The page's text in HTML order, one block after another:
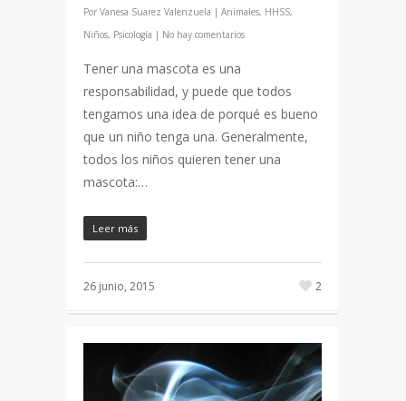
Por Vanesa Suarez Valenzuela | Animales, HHSS,
Niños, Psicología | No hay comentarios
Tener una mascota es una
responsabilidad, y puede que todos
tengamos una idea de porqué es bueno
que un niño tenga una. Generalmente,
todos los niños quieren tener una
mascota:…
Leer más
26 junio, 2015 2